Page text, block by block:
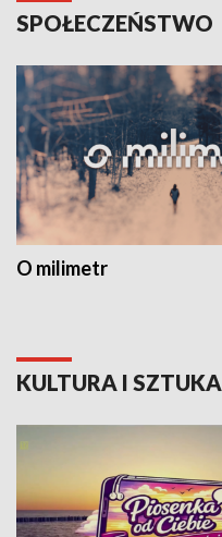
SPOŁECZEŃSTWO
O milimetr
KULTURA I SZTUKA